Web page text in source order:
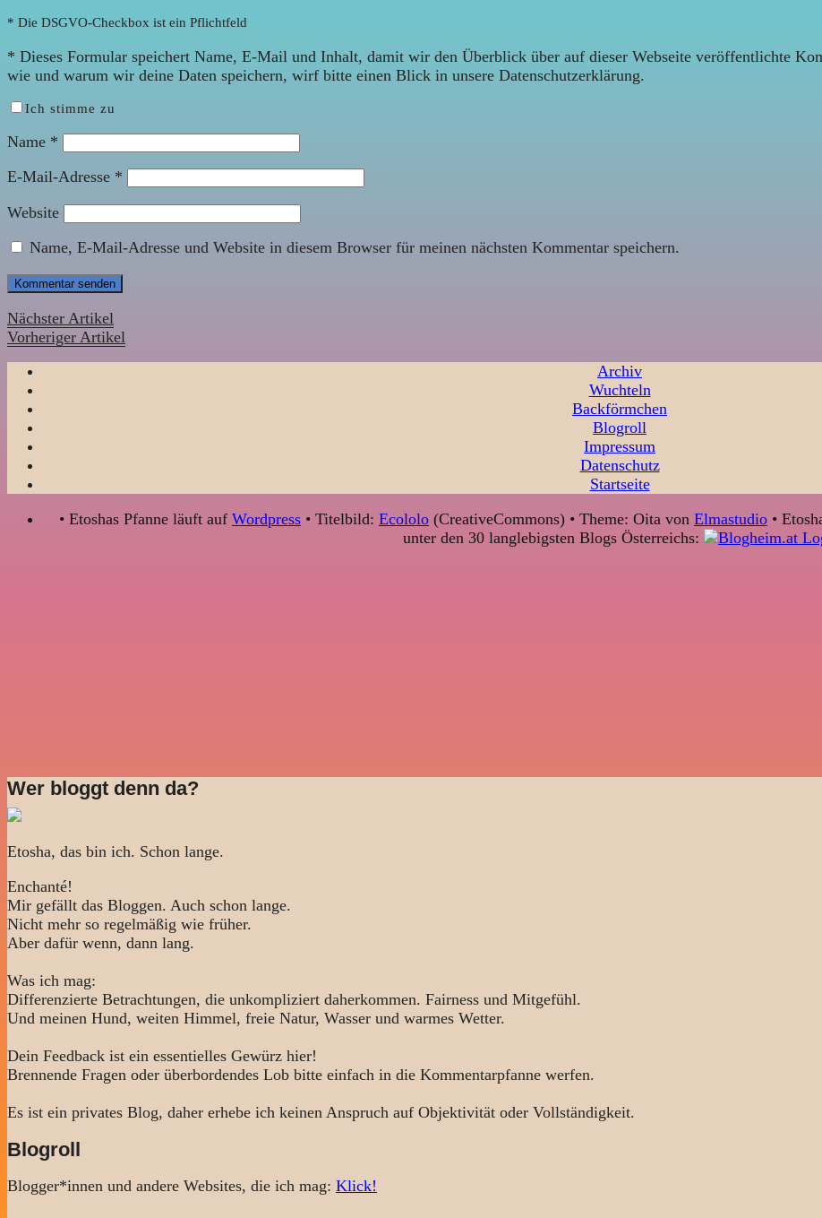
* Die DSGVO-Checkbox ist ein Pflichtfeld
* Dieses Formular speichert Name, E-Mail und Inhalt, damit wir den Überblick über auf dieser Webseite veröffentlichte
wie und warum wir deine Daten speichern, wirf bitte einen Blick in unsere Datenschutzerklärung.
Ich stimme zu
Name *
E-Mail-Adresse *
Website
Name, E-Mail-Adresse und Website in diesem Browser für meinen nächsten Kommentar speichern.
Nächster Artikel
Vorheriger Artikel
Archiv
Wuchteln
Backförmchen
Blogroll
Impressum
Datenschutz
Startseite
• Etoshas Pfanne läuft auf Wordpress • Titelbild: Ecololo (CreativeCommons) • Theme: Oita von Elmastudio •
unter den 30 langlebigsten Blogs Österreichs:
Wer bloggt denn da?
Etosha, das bin ich. Schon lange.
Enchanté!
Mir gefällt das Bloggen. Auch schon lange.
Nicht mehr so regelmäßig wie früher.
Aber dafür wenn, dann lang.
Was ich mag:
Differenzierte Betrachtungen, die unkompliziert daherkommen. Fairness und Mitgefühl.
Und meinen Hund, weiten Himmel, freie Natur, Wasser und warmes Wetter.
Dein Feedback ist ein essentielles Gewürz hier!
Brennende Fragen oder überbordendes Lob bitte einfach in die Kommentarpfanne werfen.
Es ist ein privates Blog, daher erhebe ich keinen Anspruch auf Objektivität oder Vollständigkeit.
Blogroll
Blogger*innen und andere Websites, die ich mag: Klick!